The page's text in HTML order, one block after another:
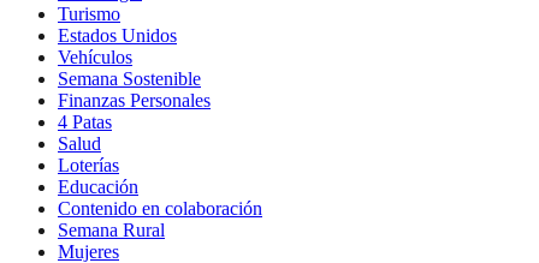
Turismo
Estados Unidos
Vehículos
Semana Sostenible
Finanzas Personales
4 Patas
Salud
Loterías
Educación
Contenido en colaboración
Semana Rural
Mujeres